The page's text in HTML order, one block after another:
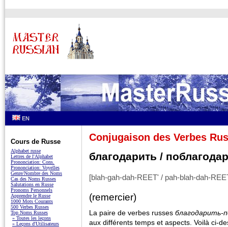
EN
Conjugaison des Verbes
благодарить /
[blah-gah-dah-REET' / pah-blah-dah-
(remercier)
La paire de verbes russes благодарить-
aux différents temps et aspects. Voilà ci-
Cours de Russe
Alphabet russe
Lettres de l'Alphabet
Prononciation: Cons.
Prononciation: Voyelles
Genre/Nombre des Noms
Cas des Noms Russes
Salutations en Russe
Pronoms Personnels
Apprendre le Russe
1000 Mots Courants
500 Verbes Russes
Top Noms Russes
» Toutes les leçons
» Leçons d'Utilisateurs